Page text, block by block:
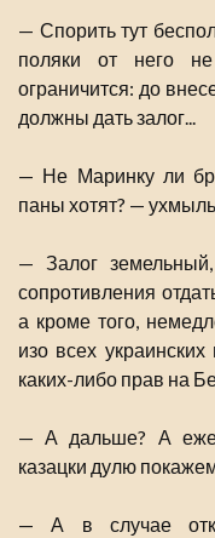
— Спорить тут
поляки от него
ограничится: до
должны дать залог...
— Не Маринку ли
паны хотят? —
— Залог
сопротивления
а кроме того,
изо всех украинских
каких-либо прав на
— А дальше? А
казацки дулю
— А в случае